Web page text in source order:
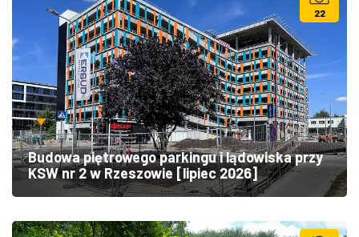
22
Budowa piętrowego parkingu i lądowiska przy
KSW nr 2 w Rzeszowie [lipiec 2026]